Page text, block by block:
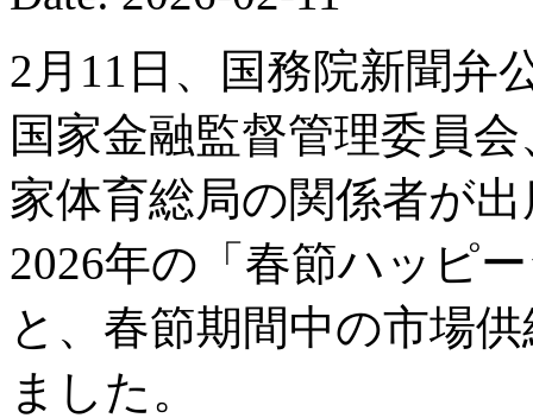
2月11日、国務院新聞弁
国家金融監督管理委員
家体育総局の関係者が
2026年の「春節ハッピ
と、春節期間中の市場
ました。